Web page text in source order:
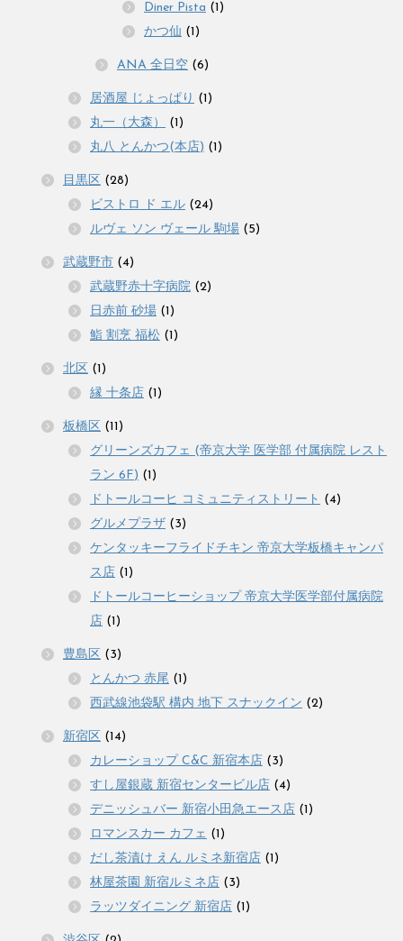
Diner Pista (1)
かつ仙 (1)
ANA 全日空 (6)
居酒屋 じょっぱり (1)
丸一（大森）
(1)
丸八 とんかつ(本店) (1)
目黒区 (28)
ビストロ ド エル (24)
ルヴェ ソン ヴェール 駒場 (5)
武蔵野市 (4)
武蔵野赤十字病院 (2)
日赤前 砂場 (1)
鮨 割烹 福松 (1)
北区 (1)
縁 十条店 (1)
板橋区 (11)
グリーンズカフェ (帝京大学 医学部 付属病院 レスト
ラン 6F) (1)
ドトールコーヒ コミュニティストリート (4)
グルメプラザ (3)
ケンタッキーフライドチキン 帝京大学板橋キャンパ
ス店 (1)
ドトールコーヒーショップ 帝京大学医学部付属病院
店 (1)
豊島区 (3)
とんかつ 赤尾 (1)
西武線池袋駅 構内 地下 スナックイン (2)
新宿区 (14)
カレーショップ C&C 新宿本店 (3)
すし屋銀蔵 新宿センタービル店 (4)
デニッシュバー 新宿小田急エース店 (1)
ロマンスカー カフェ (1)
だし茶漬け えん ルミネ新宿店 (1)
林屋茶園 新宿ルミネ店 (3)
ラッツダイニング 新宿店 (1)